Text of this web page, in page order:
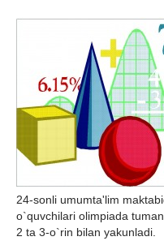
24-sonli umumta'lim
o`quvchilari olimpiada
2 ta 3-o`rin bilan yakunladi.